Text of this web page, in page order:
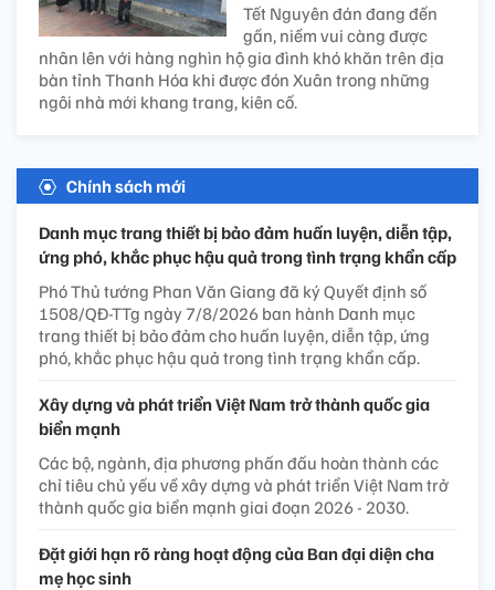
Tết Nguyên đán đang đến
gần, niềm vui càng được
nhân lên với hàng nghìn hộ gia đình khó khăn trên địa
bàn tỉnh Thanh Hóa khi được đón Xuân trong những
ngôi nhà mới khang trang, kiên cố.
Chính sách mới
Danh mục trang thiết bị bảo đảm huấn luyện, diễn tập,
ứng phó, khắc phục hậu quả trong tình trạng khẩn cấp
Phó Thủ tướng Phan Văn Giang đã ký Quyết định số
1508/QĐ-TTg ngày 7/8/2026 ban hành Danh mục
trang thiết bị bảo đảm cho huấn luyện, diễn tập, ứng
phó, khắc phục hậu quả trong tình trạng khẩn cấp.
Xây dựng và phát triển Việt Nam trở thành quốc gia
biển mạnh
Các bộ, ngành, địa phương phấn đấu hoàn thành các
chỉ tiêu chủ yếu về xây dựng và phát triển Việt Nam trở
thành quốc gia biển mạnh giai đoạn 2026 - 2030.
Đặt giới hạn rõ ràng hoạt động của Ban đại diện cha
mẹ học sinh